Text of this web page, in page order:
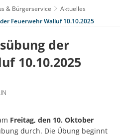
& Bürgerservice
Aktuelles
Feuerwehr Walluf 10.10.2025
der
10.10.2025
Freitag, den 10. Oktober
durch. Die Übung beginnt